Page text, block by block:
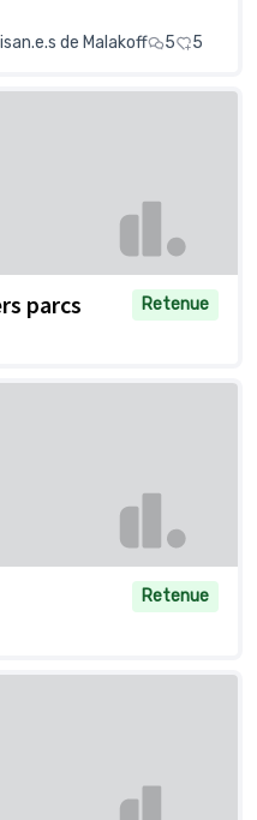
de Malakoff 5 5
parcs
Retenue
Retenue